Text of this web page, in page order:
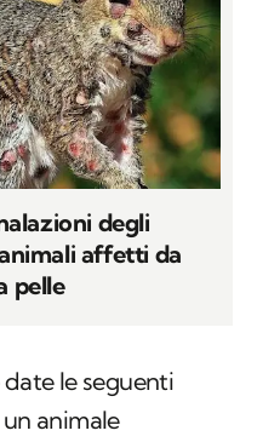
degli
affetti da
pelle
le seguenti
animale